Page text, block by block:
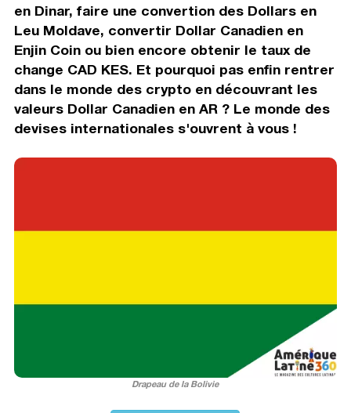
en Dinar, faire une convertion des Dollars en
Leu Moldave, convertir Dollar Canadien en
Enjin Coin ou bien encore obtenir le taux de
change CAD KES. Et pourquoi pas enfin rentrer
dans le monde des crypto en découvrant les
valeurs Dollar Canadien en AR ? Le monde des
devises internationales s'ouvrent à vous !
Drapeau de la Bolivie